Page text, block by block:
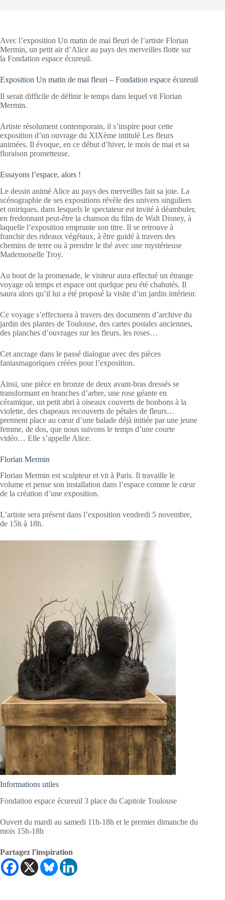
Avec l’exposition Un matin de mai fleuri de l’artiste Florian
Mermin, un petit air d’Alice au pays des merveilles flotte sur
la Fondation espace écureuil.
Exposition Un matin de mai fleuri – Fondation espace écureuil
Il serait difficile de définir le temps dans lequel vit Florian
Mermin.
Artiste résolument contemporain, il s’inspire pour cette
exposition d’un ouvrage du XIXème intitulé Les fleurs
animées. Il évoque, en ce début d’hiver, le mois de mai et sa
floraison prometteuse.
Essayons l’espace, alors !
Le dessin animé Alice au pays des merveilles fait sa joie. La
scénographie de ses expositions révèle des univers singuliers
et oniriques, dans lesquels le spectateur est invité à déambuler,
en fredonnant peut-être la chanson du film de Walt Disney, à
laquelle l’exposition emprunte son titre. Il se retrouve à
franchir des rideaux végétaux, à être guidé à travers des
chemins de terre ou à prendre le thé avec une mystérieuse
Mademoiselle Troy.
Au bout de la promenade, le visiteur aura effectué un étrange
voyage où temps et espace ont quelque peu été chahutés. Il
saura alors qu’il lui a été proposé la visite d’un jardin intérieur.
Ce voyage s’effectuera à travers des documents d’archive du
jardin des plantes de Toulouse, des cartes postales anciennes,
des planches d’ouvrages sur les fleurs, les roses…
Cet ancrage dans le passé dialogue avec des pièces
fantasmagoriques créées pour l’exposition.
Ainsi, une pièce en bronze de deux avant-bras dressés se
transformant en branches d’arbre, une rose géante en
céramique, un petit abri à oiseaux couverts de bonbons à la
violette, des chapeaux recouverts de pétales de fleurs…
prennent place au cœur d’une balade déjà initiée par une jeune
femme, de dos, que nous suivons le temps d’une courte
vidéo… Elle s’appelle Alice.
Florian Mermin
Florian Mermin est sculpteur et vit à Paris. Il travaille le
volume et pense son installation dans l’espace comme le cœur
de la création d’une exposition.
L’artiste sera présent dans l’exposition vendredi 5 novembre,
de 15h à 18h.
Informations utiles
Fondation espace écureuil 3 place du Capitole Toulouse
Ouvert du mardi au samedi 11h-18h et le premier dimanche du
mois 15h-18h
Partagez l'inspiration